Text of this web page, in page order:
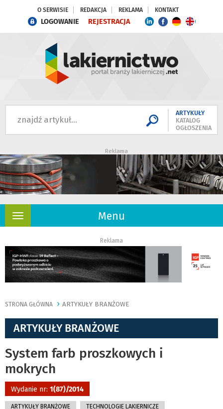
O SERWISIE REDAKCJA REKLAMA KONTAKT
LOGOWANIE REJESTRACJA
ARTYKUŁY
KATALOG
OGŁOSZENIA
Reklama
Menu
Rozwiń
Reklama
STRONA GŁÓWNA ARTYKUŁY BRANŻOWE
ARTYKUŁY BRANŻOWE
System farb proszkowych i
mokrych
Wydanie nr: 1(87)/2014
ARTYKUŁY BRANŻOWE
TECHNOLOGIE LAKIERNICZE